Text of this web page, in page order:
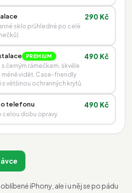
sklo průhledné po celé
290 Kč
PREMIUM
černým rámečkem, skvěle
méně vidět. Case-friendly
většinou ochranných krytů.
490 Kč
telefonu
celou dobu opravy.
490 Kč
iPhony, ale i u něj se po pádu